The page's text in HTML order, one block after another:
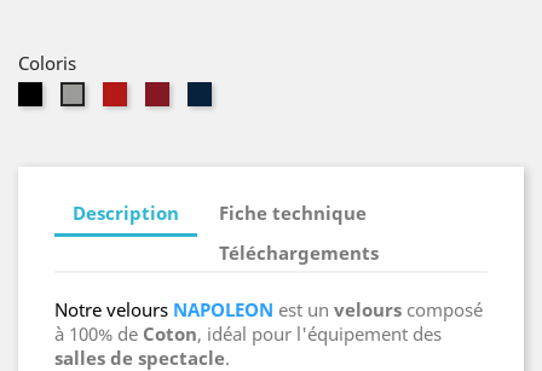
Coloris
Description
Fiche technique
Téléchargements
Notre velours NAPOLEON est un velours composé
à 100% de Coton, idéal pour l'équipement des
salles de spectacle.